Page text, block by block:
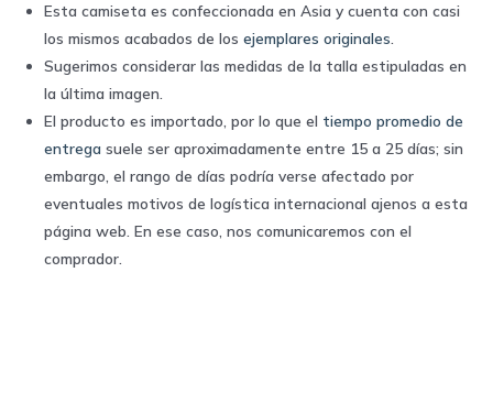
Esta camiseta es confeccionada en Asia y cuenta con casi
los mismos acabados de los ejemplares originales.
Sugerimos considerar las medidas de la talla estipuladas en
la última imagen.
El producto es importado, por lo que el tiempo promedio de
entrega suele ser aproximadamente entre 15 a 25 días; sin
embargo, el rango de días podría verse afectado por
eventuales motivos de logística internacional ajenos a esta
página web. En ese caso, nos comunicaremos con el
comprador.